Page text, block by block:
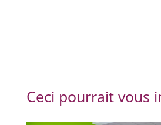
Ceci pourrait vous